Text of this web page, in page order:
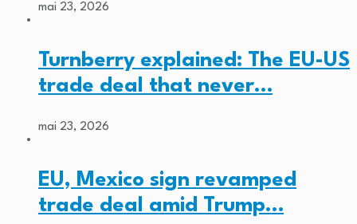
mai 23, 2026
Turnberry explained: The EU-US
trade deal that never…
mai 23, 2026
EU, Mexico sign revamped
trade deal amid Trump…